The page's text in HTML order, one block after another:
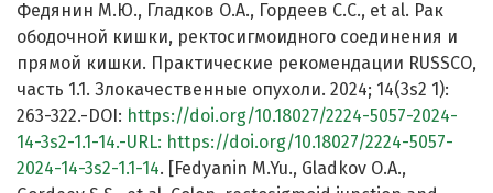
Федянин М.Ю., Гладков О.А., Гордеев С.С., et al. Рак
ободочной кишки, ректосигмоидного соединения и
прямой кишки. Практические рекомендации RUSSCO,
часть 1.1. Злокачественные опухоли. 2024; 14(3s2 1):
263-322.-DOI: https://doi.org/10.18027/2224-5057-2024-
14-3s2-1.1-14.-URL: https://doi.org/10.18027/2224-5057-
2024-14-3s2-1.1-14. [Fedyanin M.Yu., Gladkov O.A.,